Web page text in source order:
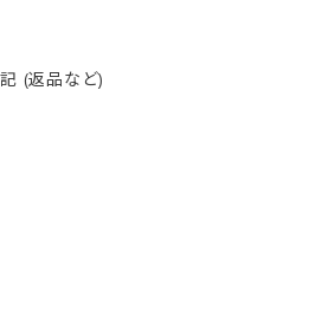
(返品など)